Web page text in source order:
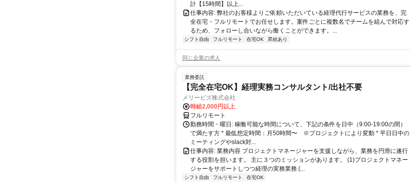
計【15時間】以上...
仕事内容: 弊社のお客様よりご依頼いただいている経理代行サービスの業務を、完
全在宅・フルリモートでお任せします。案件ごとに複数名でチームを組んで対応す
るため、フォローし合いながら働くことができます。...
シフト自由 フルリモート 在宅OK 昇給あり
同じ企業の求人
業務委託
【完全在宅OK】経理実務コンサルタント/出社不要
メリービズ株式会社
時給2,000円以上
フルリモート
勤務時間・曜日: 稼働可能な時間について、下記の条件を日中（9:00-19:00の間）
で満たす方 * 最低想定時間：月50時間〜 ※プロジェクトにより変動 * 平日日中の
ミーティングやslack対...
仕事内容: 業務内容 プロジェクトマネージャーを支援しながら、業務を円滑に遂行
する役割を担います。 主に３つのミッションがあります。 (1)プロジェクトマネー
ジャーをサポートしつつ経理の実務業務 (...
シフト自由 フルリモート 在宅OK